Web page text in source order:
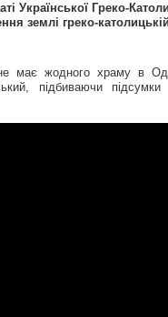
Української Греко-
землі греко-католицькій
має жодного храму в
підбиваючи підсумки